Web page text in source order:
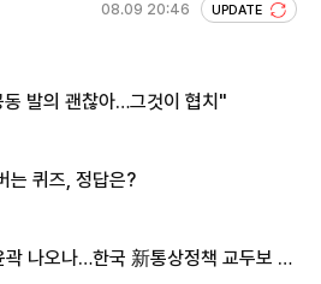
08.09 20:46 UPDATE
발의 괜찮아…그것이 협치"
는 퀴즈, 정답은?
나오나…한국 新통상정책 교두보 활